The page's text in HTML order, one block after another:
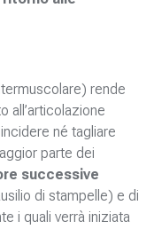
rende
all’articolazione
né tagliare
parte dei
successive
di stampelle) e di
i quali verrà iniziata